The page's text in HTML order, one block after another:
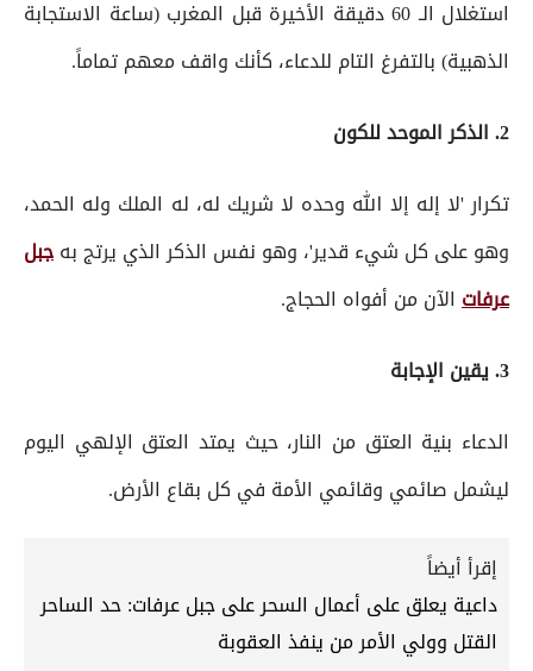
استغلال الـ 60 دقيقة الأخيرة قبل المغرب (ساعة الاستجابة
الذهبية) بالتفرغ التام للدعاء، كأنك واقف معهم تماماً.
2. الذكر الموحد للكون
تكرار 'لا إله إلا الله وحده لا شريك له، له الملك وله الحمد،
وهو على كل شيء قدير'، وهو نفس الذكر الذي يرتج بهجبل
عرفات الآن من أفواه الحجاج.
3. يقين الإجابة
الدعاء بنية العتق من النار، حيث يمتد العتق الإلهي اليوم
ليشمل صائمي وقائمي الأمة في كل بقاع الأرض.
إقرأ أيضاً
داعية يعلق على أعمال السحر على جبل عرفات: حد الساحر
القتل وولي الأمر من ينفذ العقوبة